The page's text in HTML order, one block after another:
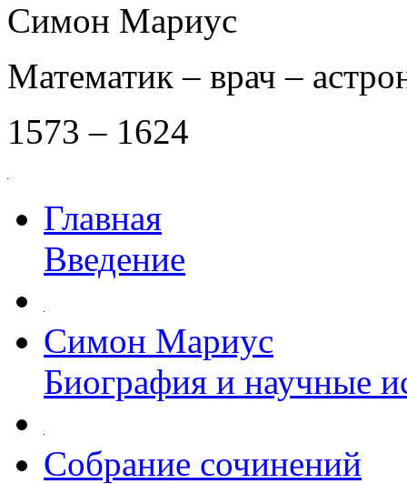
Симон Мариус
Математик – врач –
1573 – 1624
Главная
Введение
Симон Мариус
Биография и научные
Собрание сочинений